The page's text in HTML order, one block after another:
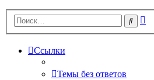
Поиск
Ссылки
Темы без ответов